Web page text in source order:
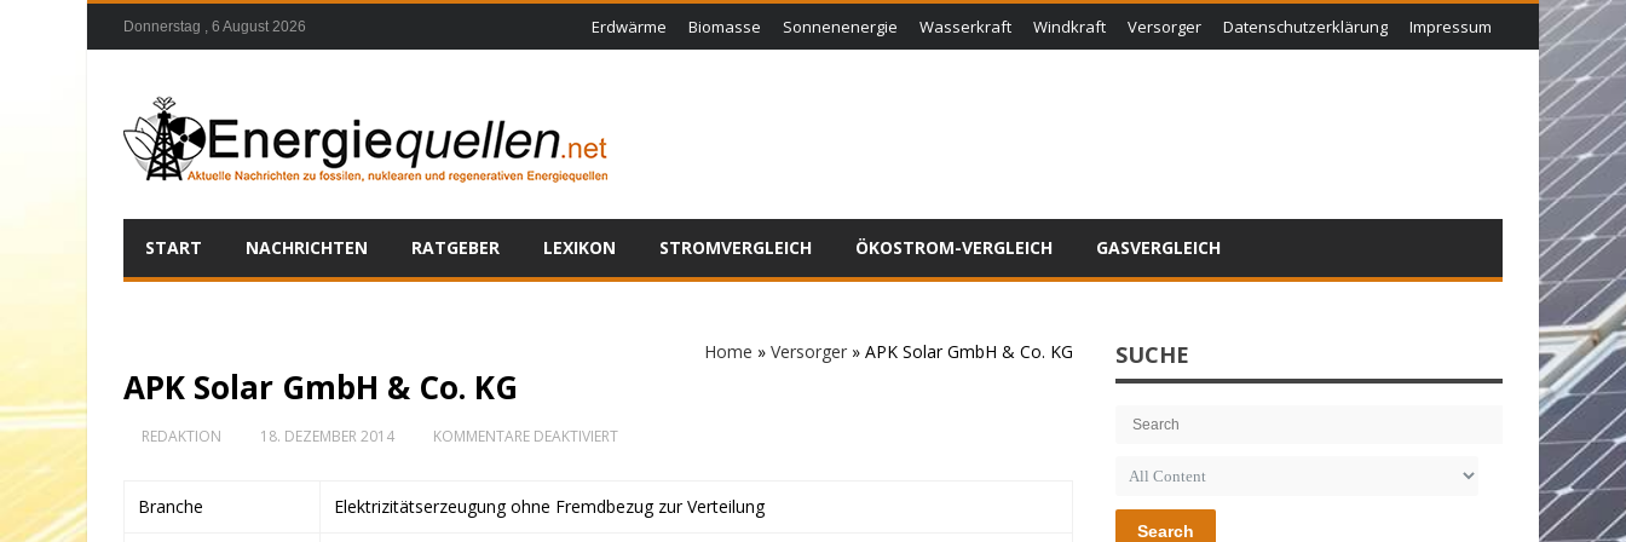
Donnerstag , 6 August 2026 Erdwärme Biomasse Sonnenenergie Wasserkraft Windkraft Versorger Datenschutzerklärung Impressum
START NACHRICHTEN RATGEBER LEXIKON STROMVERGLEICH ÖKOSTROM-VERGLEICH GASVERGLEICH
Home » Versorger » APK Solar GmbH & Co. KG
APK Solar GmbH & Co. KG
REDAKTION 18. DEZEMBER 2014 KOMMENTARE DEAKTIVIERTFÜR
&
Branche Elektrizitätserzeugung ohne Fremdbezug zur Verteilung
SUCHE
Search